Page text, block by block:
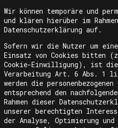
Wir können temporäre und
und klären hierüber im
Datenschutzerklärung auf.
Sofern wir die Nutzer um
Einsatz von Cookies bitten
Cookie-Einwilligung), ist die
Verarbeitung Art. 6 Abs. 1
werden die
entsprechend den
Rahmen dieser
unserer berechtigten
der Analyse, Optimierung